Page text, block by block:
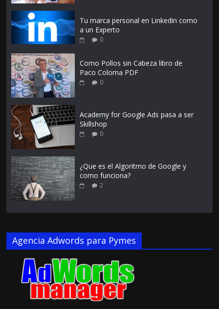
Tu marca personal en Linkedin como
a un Experto
0
Como Pollos sin Cabeza libro de
Paco Coloma PDF
0
Academy for Google Ads pasa a ser
Skillshop
0
¿Que es el Algoritmo de Google y
como funciona?
2
Agencia Adwords para Pymes